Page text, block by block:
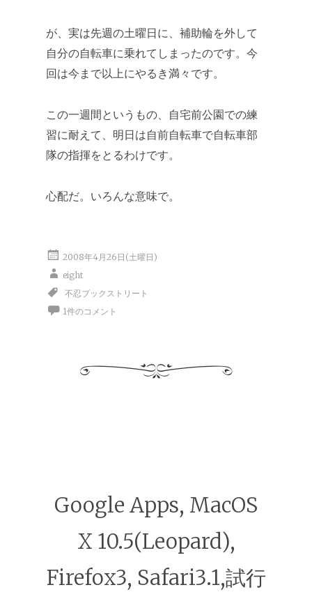
が、実は先週の土曜日に、補助輪を外して
自分の自転車に乗れてしまったのです。今
回は今まで以上にやるき満々です。
この一週間というもの、自宅前公園での練
習に耐えて、明日は自前自転車で自転車部
隊の指揮をとるわけです。
心配だ。いろんな意味で。
2008年4月26日(土曜日)
eight
不忍ブックストリート
1件のコメント
Google Apps, MacOS
X 10.5(Leopard),
Firefox3, Safari3.1,試行